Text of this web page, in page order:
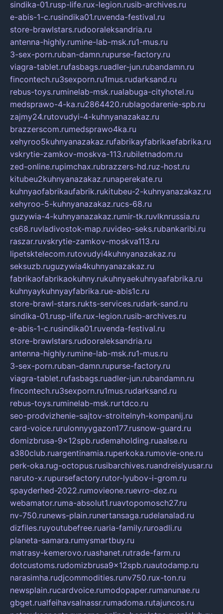
sindika-01.rusp-life.rux-legion.rusib-archives.ru
e-abis-1-c.rusindika01.ruvenda-festival.ru
store-brawlstars.rudooraleksandria.ru
antenna-highly.rumine-lab-msk.ru1-mus.ru
3-sex-porn.ruban-damn.rupurse-factory.ru
viagra-tablet.rufasbags.ruadler-jun.rubandamn.ru
fincontech.ru3sexporn.ru1mus.rudarksand.ru
rebus-toys.ruminelab-msk.rualabuga-cityhotel.ru
medsprawo-4-ka.ru2864420.rublagodarenie-spb.ru
zajmy24.rutovudyi-4-kuhnyanazakaz.ru
brazzerscom.rumedsprawo4ka.ru
xehyroo5kuhnyanazakaz.rufabrikayfabrikaefabrika.ru
vskrytie-zamkov-moskva-113.rubiletnadom.ru
zed-online.rupimchax.rubrazzers-hd.ruz-host.ru
kitubeu2kuhnyanazakaz.runaperekate.ru
kuhnyaofabrikaufabrik.rukitubeu-2-kuhnyanazakaz.ru
xehyroo-5-kuhnyanazakaz.rucs-68.ru
guzywia-4-kuhnyanazakaz.rumir-tk.ruvlknrussia.ru
cs68.ruvladivostok-map.ruvideo-seks.rubankaribi.ru
raszar.ruvskrytie-zamkov-moskva113.ru
lipetsktelecom.rutovudyi4kuhnyanazakaz.ru
seksuzb.ruguzywia4kuhnyanazakaz.ru
fabrikaofabrikaokuhny.rukuhnyaekuhnyaafabrika.ru
kuhnyaykuhnyayfabrika.rue-abis1c.ru
store-brawl-stars.rukts-services.rudark-sand.ru
sindika-01.rusp-life.rux-legion.rusib-archives.ru
e-abis-1-c.rusindika01.ruvenda-festival.ru
store-brawlstars.rudooraleksandria.ru
antenna-highly.rumine-lab-msk.ru1-mus.ru
3-sex-porn.ruban-damn.rupurse-factory.ru
viagra-tablet.rufasbags.ruadler-jun.rubandamn.ru
fincontech.ru3sexporn.ru1mus.rudarksand.ru
rebus-toys.ruminelab-msk.rurtdco.ru
seo-prodvizhenie-sajtov-stroitelnyh-kompanij.ru
card-voice.rurulonnyygazon177.rusnow-guard.ru
domizbrusa-9x12spb.rudemaholding.ruaalse.ru
a380club.ruargentinamia.ruperkoka.rumovie-one.ru
perk-oka.rug-octopus.rusibarchives.ruandreislyusar.ru
naruto-x.rupursefactory.rutor-lyubov-i-grom.ru
spayderhed-2022.rumovieone.ruevro-dez.ru
webamator.ruma-absolut1.ruavtopomosch27.ru
nv-750.runews-plain.runertansaga.rudelanalad.ru
dizfiles.ruyoutubefree.ruaria-family.ruroadli.ru
planeta-samara.rumysmartbuy.ru
matrasy-kemerovo.ruashanet.rutrade-farm.ru
dotcustoms.rudomizbrusa9x12spb.ruautodamp.ru
narasimha.rudjcommodities.runv750.rux-ton.ru
newsplain.rucardvoice.rumodopaper.rumanunae.ru
gbget.rualfeihavsalnassr.rumadoma.rutajuncos.ru